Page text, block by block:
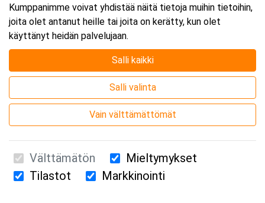
Lisää tapahtuma kalenteriisi
Webinaari
Suomen Ensiapukoulutus Oy / Valimotie 21 / 00380 Helsinki
Kumppanimme voivat yhdistää näitä tietoja muihin tietoihin,
joita olet antanut heille tai joita on kerätty, kun olet
käyttänyt heidän palvelujaan.
Salli kaikki
Salli valinta
Vain välttämättömät
Välttämätön
Mieltymykset
Tilastot
Markkinointi